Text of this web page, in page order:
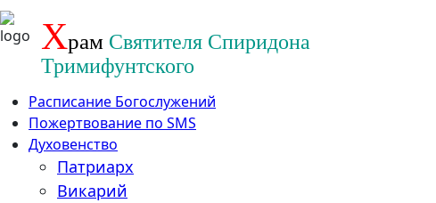
Перейти
к
содержанию
Храм Святителя Спиридона
Тримифунтского
Расписание Богослужений
Пожертвование по SMS
Духовенство
Патриарх
Викарий